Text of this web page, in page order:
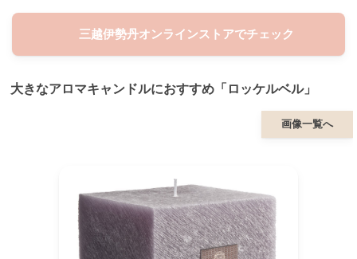
三越伊勢丹オンラインストアでチェック
大きなアロマキャンドルにおすすめ「ロッケルベル」
画像一覧へ